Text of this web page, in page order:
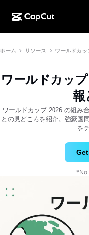
CapCutデスクトッ
CapCutオンライン
CapCutモバイル
AI作成
動画スタジオ
AI動画ジェネレータ
AI画像ジェネレー
AI画像補正ツール
Dreamina
Gemini Omni
機能
動画エディター＆
画像エディター＆
音声ジェネレータ
ソーシャルメディア
マーケティング
ソーシャルメディ
ホリデーのテンプ
アニバーサリーのテ
エフェクトのテン
ビジネスのテンプ
その他の情報
アフィリエイト
パイオニアプログ
クリエイティブパ
ヘルプ
ホーム リソース ワールドカ
ワールドカッ
報
ワールドカップ 2026 の組み
との見どころを紹介。強豪国
を
*No